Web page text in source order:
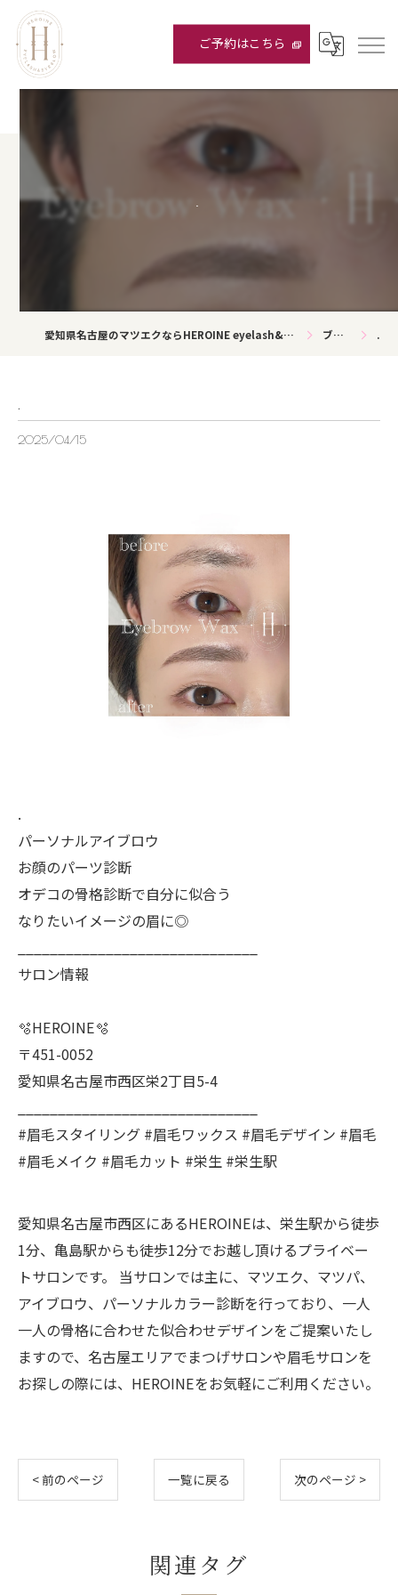
ご予約はこちら
愛知県名古屋のマツエクならHEROINE eyelash&eyebrow ブログ .
.
2025/04/15
.
パーソナルアイブロウ
お顔のパーツ診断
オデコの骨格診断で自分に似合う
なりたいイメージの眉に◎
サロン情報
🫧HEROINE🫧
〒451-0052
愛知県名古屋市西区栄2丁目5-4
#眉毛スタイリング #眉毛ワックス #眉毛デザイン #眉毛
#眉毛メイク #眉毛カット #栄生 #栄生駅
愛知県名古屋市西区にあるHEROINEは、栄生駅から徒歩
1分、亀島駅からも徒歩12分でお越し頂けるプライベー
トサロンです。 当サロンでは主に、マツエク、マツパ、
アイブロウ、パーソナルカラー診断を行っており、一人
一人の骨格に合わせた似合わせデザインをご提案いたし
ますので、名古屋エリアでまつげサロンや眉毛サロンを
お探しの際には、HEROINEをお気軽にご利用ください。
< 前のページ 一覧に戻る 次のページ >
関連タグ